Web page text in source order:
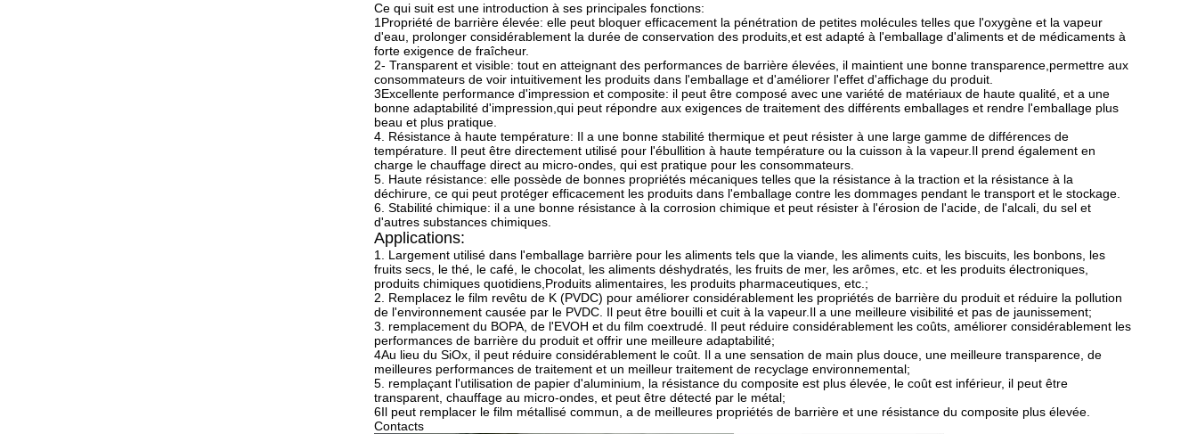
Ce qui suit est une introduction à ses principales fonctions:
1Propriété de barrière élevée: elle peut bloquer efficacement la pénétration de petites molécules telles que l'oxygène et la vapeur
d'eau, prolonger considérablement la durée de conservation des produits,et est adapté à l'emballage d'aliments et de médicaments à
forte exigence de fraîcheur.
2- Transparent et visible: tout en atteignant des performances de barrière élevées, il maintient une bonne transparence,permettre aux
consommateurs de voir intuitivement les produits dans l'emballage et d'améliorer l'effet d'affichage du produit.
3Excellente performance d'impression et composite: il peut être composé avec une variété de matériaux de haute qualité, et a une
bonne adaptabilité d'impression,qui peut répondre aux exigences de traitement des différents emballages et rendre l'emballage plus
beau et plus pratique.
4. Résistance à haute température: Il a une bonne stabilité thermique et peut résister à une large gamme de différences de
température. Il peut être directement utilisé pour l'ébullition à haute température ou la cuisson à la vapeur.Il prend également en
charge le chauffage direct au micro-ondes, qui est pratique pour les consommateurs.
5. Haute résistance: elle possède de bonnes propriétés mécaniques telles que la résistance à la traction et la résistance à la
déchirure, ce qui peut protéger efficacement les produits dans l'emballage contre les dommages pendant le transport et le stockage.
6. Stabilité chimique: il a une bonne résistance à la corrosion chimique et peut résister à l'érosion de l'acide, de l'alcali, du sel et
d'autres substances chimiques.
Applications:
1. Largement utilisé dans l'emballage barrière pour les aliments tels que la viande, les aliments cuits, les biscuits, les bonbons, les
fruits secs, le thé, le café, le chocolat, les aliments déshydratés, les fruits de mer, les arômes, etc. et les produits électroniques,
produits chimiques quotidiens,Produits alimentaires, les produits pharmaceutiques, etc.;
2. Remplacez le film revêtu de K (PVDC) pour améliorer considérablement les propriétés de barrière du produit et réduire la pollution
de l'environnement causée par le PVDC. Il peut être bouilli et cuit à la vapeur.Il a une meilleure visibilité et pas de jaunissement;
3. remplacement du BOPA, de l'EVOH et du film coextrudé. Il peut réduire considérablement les coûts, améliorer considérablement les
performances de barrière du produit et offrir une meilleure adaptabilité;
4Au lieu du SiOx, il peut réduire considérablement le coût. Il a une sensation de main plus douce, une meilleure transparence, de
meilleures performances de traitement et un meilleur traitement de recyclage environnemental;
5. remplaçant l'utilisation de papier d'aluminium, la résistance du composite est plus élevée, le coût est inférieur, il peut être
transparent, chauffage au micro-ondes, et peut être détecté par le métal;
6Il peut remplacer le film métallisé commun, a de meilleures propriétés de barrière et une résistance du composite plus élevée.
Contacts